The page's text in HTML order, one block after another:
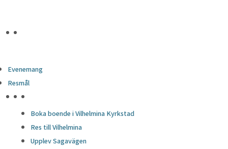
Evenemang
Resmål
Boka boende i Vilhelmina Kyrkstad
Res till Vilhelmina
Upplev Sagavägen